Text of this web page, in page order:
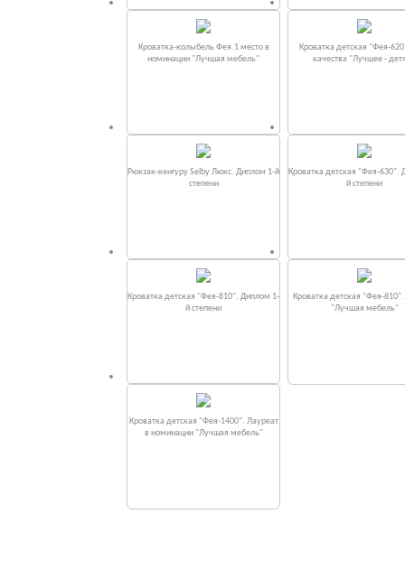
Кроватка-колыбель Фея.1 место в
номинации "Лучшая мебель"
Кроватка детская "Фея-
качества "Лучшее -
Рюкзак-кенгуру Selby Люкс. Диплом 1-й
степени
Кроватка детская "Фея-630".
й степени
Кроватка детская "Фея-810". Диплом 1-
й степени
Кроватка детская "Фея-
"Лучшая мебель"
Кроватка детская "Фея-1400". Лауреат
в номинации "Лучшая мебель"